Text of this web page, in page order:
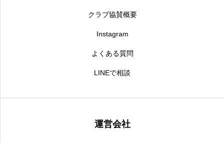
クラブ協賛概要
Instagram
よくある質問
LINEで相談
運営会社